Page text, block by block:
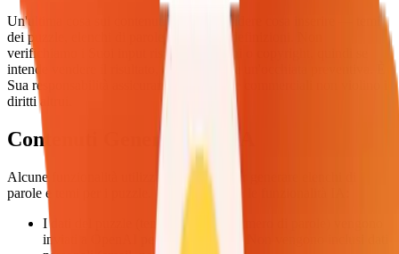
Un'ultima cosa sui contenuti: è Lei a decidere cosa inserire — temi
dei puzzle, elenchi di parole, immagini, definizioni. Non
verifichiamo i Suoi input rispetto a marchi o copyright, quindi se
intende vendere il risultato, conviene dare un'occhiata preventiva. È
Sua responsabilità assicurarsi che i puzzle commerciali non violino i
diritti altrui.
Contenuti Generati dall'IA
Alcune funzionalità utilizzano OpenAI per generare elenchi di
parole e temi per i puzzle. Quando utilizza le funzionalità IA:
I dati del puzzle (tema, difficoltà, numero di parole) vengono
inviati a OpenAI per l'elaborazione. Non vengono inclusi dati